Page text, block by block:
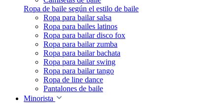
Ropa de baile según el estilo de baile
Ropa para bailar salsa
Ropa para bailes latinos
Ropa para bailar disco fox
Ropa para bailar zumba
Ropa para bailar bachata
Ropa para bailar swing
Ropa para bailar tango
Ropa de line dance
Pantalones de baile
Minorista